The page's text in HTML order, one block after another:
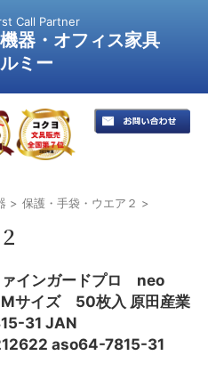
Call Partner
器・オフィス家具
ミー
> 保護・手袋・ウエア２ >
インガードプロ neo
イズ 50枚入 原田産業
31 JAN
aso64-7815-31